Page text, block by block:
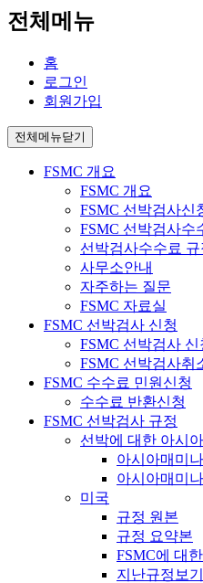
전체메뉴
홈
로그인
회원가입
전체메뉴닫기
FSMC 개요
FSMC 개요
FSMC 선박검사신
FSMC 선박검사수
선박검사수수료 규
사무소안내
자주하는 질문
FSMC 자료실
FSMC 선박검사 신청
FSMC 선박검사 신
FSMC 선박검사취
FSMC 수수료 민원신청
수수료 반환신청
FSMC 선박검사 규정
선박에 대한 아시
아시아매미
아시아매미
미국
규정 원본
규정 요약본
FSMC에 대
지난규정보기